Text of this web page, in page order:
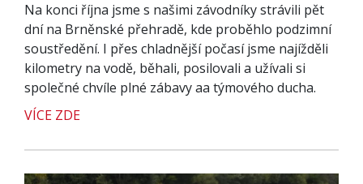
Na konci října jsme s našimi závodníky strávili pět
dní na Brněnské přehradě, kde proběhlo podzimní
soustředění. I přes chladnější počasí jsme najížděli
kilometry na vodě, běhali, posilovali a užívali si
společné chvíle plné zábavy aa týmového ducha.
VÍCE ZDE